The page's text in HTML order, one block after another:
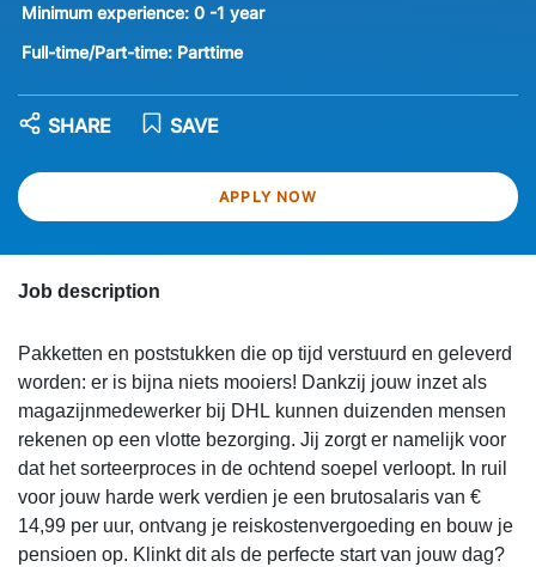
Minimum experience: 0 -1 year
Full-time/Part-time: Parttime
APPLY NOW
SAVE
SHARE
Job description
Pakketten en poststukken die op tijd verstuurd en geleverd
worden: er is bijna niets mooiers! Dankzij jouw inzet als
magazijnmedewerker bij DHL kunnen duizenden mensen
rekenen op een vlotte bezorging. Jij zorgt er namelijk voor
dat het sorteerproces in de ochtend soepel verloopt. In ruil
voor jouw harde werk verdien je een brutosalaris van €
14,99 per uur, ontvang je reiskostenvergoeding en bouw je
pensioen op. Klinkt dit als de perfecte start van jouw dag?